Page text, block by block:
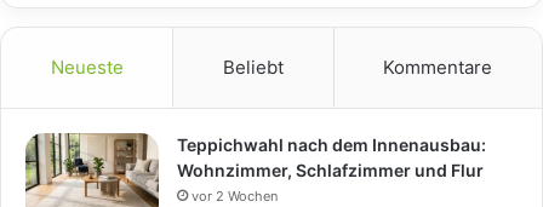
Neueste Beliebt Kommentare
Teppichwahl nach dem Innenausbau:
Wohnzimmer, Schlafzimmer und Flur
vor 2 Wochen